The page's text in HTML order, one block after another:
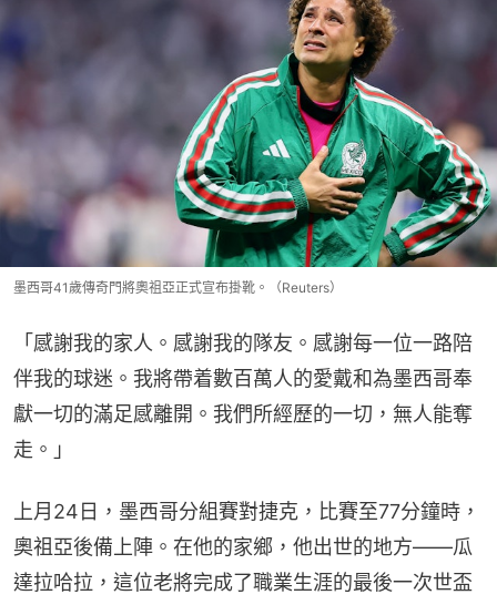
墨西哥41歲傳奇門將奧祖亞正式宣布掛靴。（Reuters）
「感謝我的家人。感謝我的隊友。感謝每一位一路陪
伴我的球迷。我將帶着數百萬人的愛戴和為墨西哥奉
獻一切的滿足感離開。我們所經歷的一切，無人能奪
走。」
上月24日，墨西哥分組賽對捷克，比賽至77分鐘時，
奧祖亞後備上陣。在他的家鄉，他出世的地方——瓜
達拉哈拉，這位老將完成了職業生涯的最後一次世盃